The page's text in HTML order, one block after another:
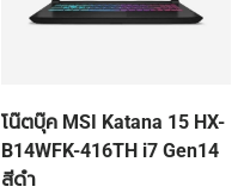
โน๊ตบุ๊ค MSI Katana 15 HX-
B14WFK-416TH i7 Gen14
สีดำ